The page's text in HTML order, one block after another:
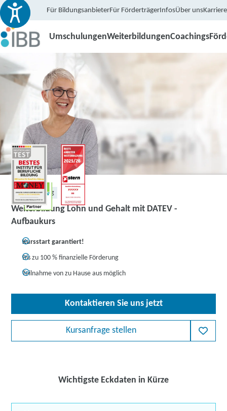
Für BildungsanbieterFür FörderträgerInfosÜber unsKarriere
UmschulungenWeiterbildungenCoachings
Weiterbildung
Weiterbildung Lohn und Gehalt mit DATEV -
Aufbaukurs
Kursstart garantiert!
Bis zu 100 % finanzielle Förderung
Teilnahme von zu Hause aus möglich
Kontaktieren Sie uns jetzt
Kursanfrage stellen
Wichtigste Eckdaten in Kürze